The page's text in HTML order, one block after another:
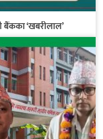
बैंकका ‘खबरीलाल’